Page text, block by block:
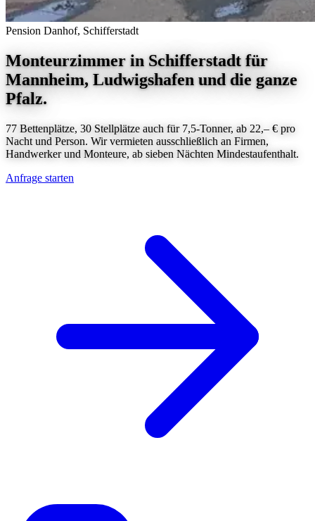
Pension Danhof, Schifferstadt
Monteurzimmer in Schifferstadtfür
Mannheim, Ludwigshafen und die ganze
Pfalz.
77 Bettenplätze, 30 Stellplätze auch für 7,5-Tonner, ab 22,– € pro
Nacht und Person. Wir vermieten ausschließlich an Firmen,
Handwerker und Monteure, ab sieben Nächten Mindestaufenthalt.
Anfrage starten